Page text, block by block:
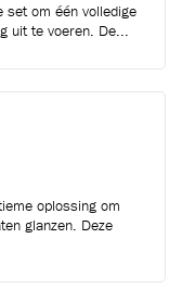
set om één volledige
uit te voeren. De...
oplossing om
glanzen. Deze